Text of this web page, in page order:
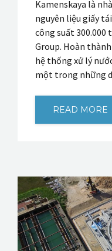
Kamenskaya là
nguyên liệu giấy
công suất 300.000
Group. Hoàn
hệ thống xử lý
một trong những
READ MORE